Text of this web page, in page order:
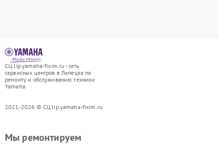
СЦ lip.yamaha-fixim.ru - сеть
сервисных центров в Липецке по
ремонту и обслуживанию техники
Yamaha
2021-2026 © СЦ lip.yamaha-fixim.ru
Мы ремонтируем